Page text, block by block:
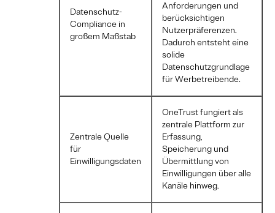
Datenschutz-
Compliance in
großem Maßstab
Anforderungen und
berücksichtigen
Nutzerpräferenzen.
Dadurch entsteht eine
solide
Datenschutzgrundlage
für Werbetreibende.
Zentrale Quelle
für
Einwilligungsdaten
OneTrust fungiert als
zentrale Plattform zur
Erfassung,
Speicherung und
Übermittlung von
Einwilligungen über alle
Kanäle hinweg.